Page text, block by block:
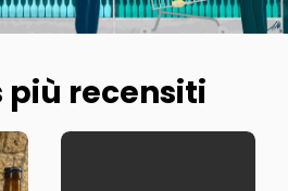
più recensiti